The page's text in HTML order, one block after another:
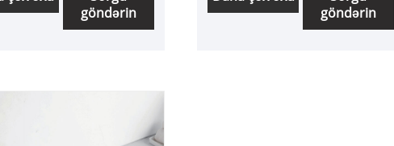
sizə vaxtında cavab
göndərin
göndərin